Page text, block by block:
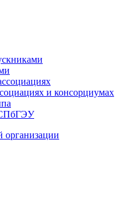
и консорциумах
СПбГЭУ
организации